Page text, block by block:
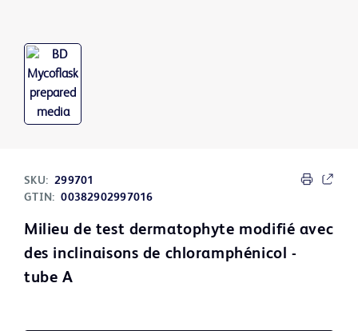
SKU: 299701
GTIN: 00382902997016
Milieu de test dermatophyte modifié avec
des inclinaisons de chloramphénicol -
tube A